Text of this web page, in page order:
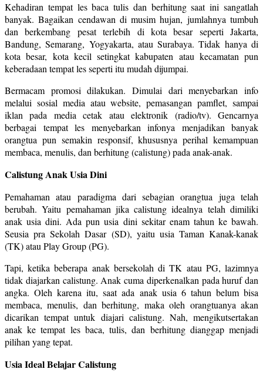
Kehadiran tempat les baca tulis dan berhitung saat ini sangatlah
banyak. Bagaikan cendawan di musim hujan, jumlahnya tumbuh
dan berkembang pesat terlebih di kota besar seperti Jakarta,
Bandung, Semarang, Yogyakarta, atau Surabaya. Tidak hanya di
kota besar, kota kecil setingkat kabupaten atau kecamatan pun
keberadaan tempat les seperti itu mudah dijumpai.
Bermacam promosi dilakukan. Dimulai dari menyebarkan info
melalui sosial media atau website, pemasangan pamflet, sampai
iklan pada media cetak atau elektronik (radio/tv). Gencarnya
berbagai tempat les menyebarkan infonya menjadikan banyak
orangtua pun semakin responsif, khususnya perihal kemampuan
membaca, menulis, dan berhitung (calistung) pada anak-anak.
Calistung Anak Usia Dini
Pemahaman atau paradigma dari sebagian orangtua juga telah
berubah. Yaitu pemahaman jika calistung idealnya telah dimiliki
anak usia dini. Ada pun usia dini sekitar enam tahun ke bawah.
Seusia pra Sekolah Dasar (SD), yaitu usia Taman Kanak-kanak
(TK) atau Play Group (PG).
Tapi, ketika beberapa anak bersekolah di TK atau PG, lazimnya
tidak diajarkan calistung. Anak cuma diperkenalkan pada huruf dan
angka. Oleh karena itu, saat ada anak usia 6 tahun belum bisa
membaca, menulis, dan berhitung, maka oleh orangtuanya akan
dicarikan tempat untuk diajari calistung. Nah, mengikutsertakan
anak ke tempat les baca, tulis, dan berhitung dianggap menjadi
pilihan yang tepat.
Usia Ideal Belajar Calistung